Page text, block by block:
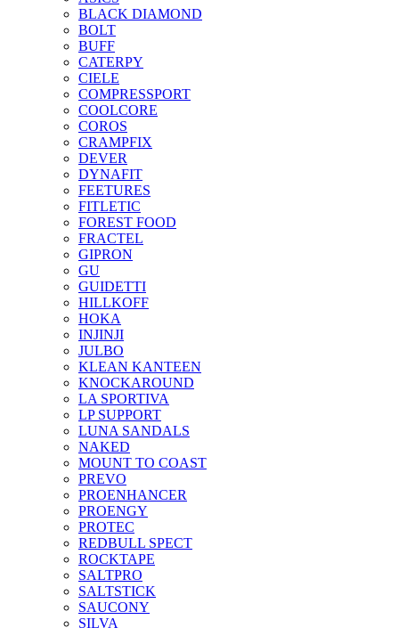
BLACK DIAMOND
BOLT
BUFF
CATERPY
CIELE
COMPRESSPORT
COOLCORE
COROS
CRAMPFIX
DEVER
DYNAFIT
FEETURES
FITLETIC
FOREST FOOD
FRACTEL
GIPRON
GU
GUIDETTI
HILLKOFF
HOKA
INJINJI
JULBO
KLEAN KANTEEN
KNOCKAROUND
LA SPORTIVA
LP SUPPORT
LUNA SANDALS
NAKED
MOUNT TO COAST
PREVO
PROENHANCER
PROENGY
PROTEC
REDBULL SPECT
ROCKTAPE
SALTPRO
SALTSTICK
SAUCONY
SILVA